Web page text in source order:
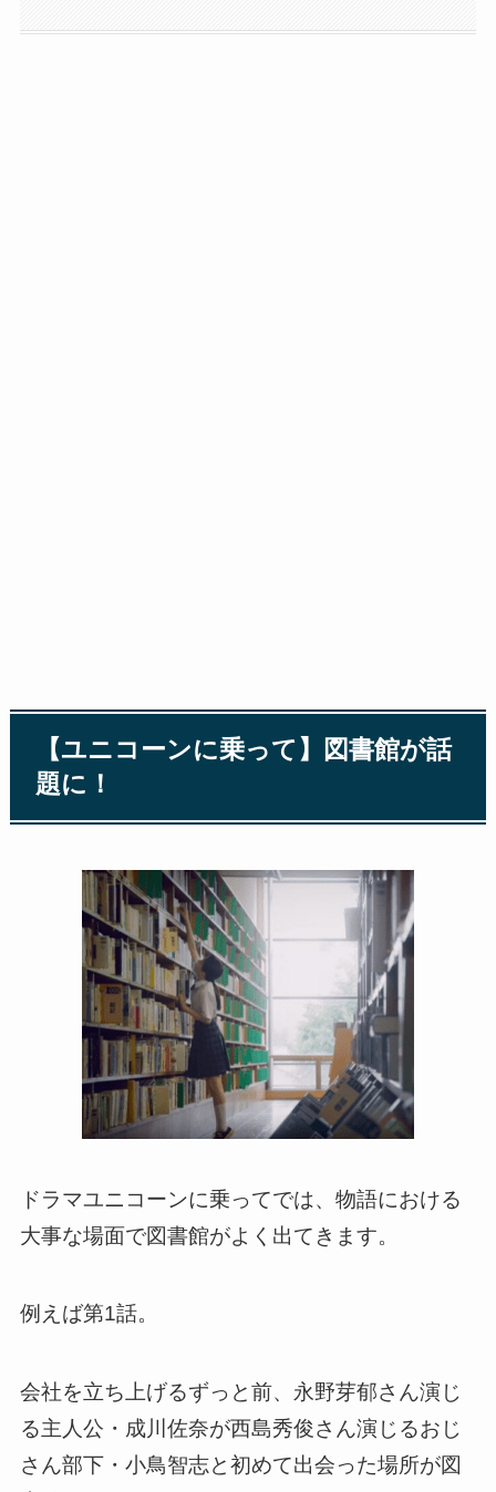
【ユニコーンに乗って】図書館が話
題に！
ドラマユニコーンに乗ってでは、物語における
大事な場面で図書館がよく出てきます。
例えば第1話。
会社を立ち上げるずっと前、永野芽郁さん演じ
る主人公・成川佐奈が西島秀俊さん演じるおじ
さん部下・小鳥智志と初めて出会った場所が図